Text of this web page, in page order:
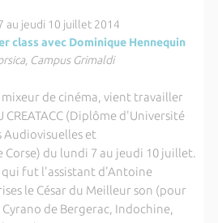
au jeudi 10 juillet 2014
class avec Dominique Hennequin
Campus Grimaldi
de cinéma, vient travailler
CREATACC (Diplôme d'Université
Audiovisuelles et
du lundi 7 au jeudi 10 juillet.
fut l'assistant d'Antoine
le César du Meilleur son (pour
de Bergerac, Indochine,